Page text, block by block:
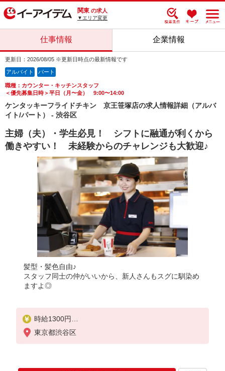
関東 の求人
▼エリア変更
仕事情報 企業情報
更新日：2026/08/05 ※更新日時点の最新情報です
アルバイト パート
職種：カウンター・キッチンスタッフ
＜優先募集日時＞平日（月〜金） 9:00〜14:00
ケンタッキーフライドチキン 京王笹塚店の求人情報詳細（アルバ
イト/パート） - 渋谷区
主婦（夫）・学生必見！ シフトに融通が利くから
働きやすい！ 未経験からのチャレンジも大歓迎♪
髪型・髪色自由♪
スタッフ同士の仲がいいから、新人さんもスグに馴染め
ますよ◎
時給1300円
＜高校生＞時給1250円
東京都渋谷区